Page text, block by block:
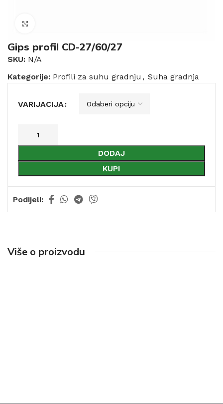
Gips profil CD-27/60/27
SKU: N/A
Kategorije: Profili za suhu gradnju , Suha gradnja
VARIJACIJA
DODAJ
KUPI
Podijeli:
Više o proizvodu